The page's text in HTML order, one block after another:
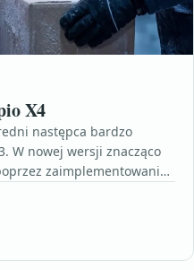
X4
następca bardzo
W nowej wersji znacząco
zaimplementowanie